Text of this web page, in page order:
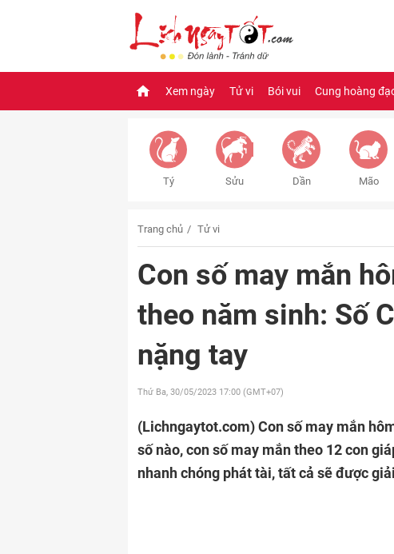
Xem ngày Tử vi Bói vui Cung hoàng
Tý Sửu Dần Mão
Trang chủ Tử vi
Con số may mắn
theo năm sinh: Số
nặng tay
Thứ Ba, 30/05/2023 17:00 (GMT+07)
(Lichngaytot.com)Con số may mắn
số nào, con số may mắn theo 12 con
nhanh chóng phát tài, tất cả sẽ được